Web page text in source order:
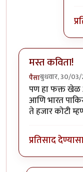
मस्त कविता!
पैसाबुधवार, 30/03/
पण हा फक्त
आणि भारत
ते हजार कोटी
प्रतिसाद